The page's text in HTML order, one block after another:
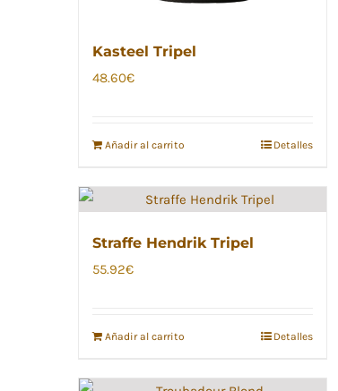
Kasteel Tripel
48.60€
Añadir al carrito Detalles
Straffe Hendrik Tripel
55.92€
Añadir al carrito Detalles